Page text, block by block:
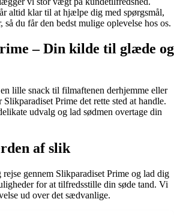
altid klar til at hjælpe dig med spørgsmål,
så du får den bedst mulige oplevelse hos os.
– Din kilde til glæde og
lille snack til filmaftenen derhjemme eller
Prime det rette sted at handle.
udvalg og lad sødmen overtage din
af slik
gennem Slikparadiset Prime og lad dig
for at tilfredsstille din søde tand. Vi
ud over det sædvanlige.